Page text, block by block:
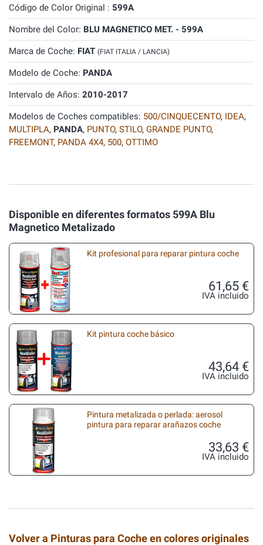
Código de Color Original : 599A
Nombre del Color: BLU MAGNETICO MET. - 599A
Marca de Coche: FIAT (FIAT ITALIA / LANCIA)
Modelo de Coche: PANDA
Intervalo de Años: 2010-2017
Modelos de Coches compatibles: 500/CINQUECENTO, IDEA,
MULTIPLA, PANDA, PUNTO, STILO, GRANDE PUNTO,
FREEMONT, PANDA 4X4, 500, OTTIMO
Disponible en diferentes formatos 599A Blu
Magnetico Metalizado
Kit profesional para reparar pintura coche
61,65 €
IVA incluido
Kit pintura coche básico
43,64 €
IVA incluido
Pintura metalizada o perlada: aerosol
pintura para reparar arañazos coche
33,63 €
IVA incluido
Volver a Pinturas para Coche en colores originales